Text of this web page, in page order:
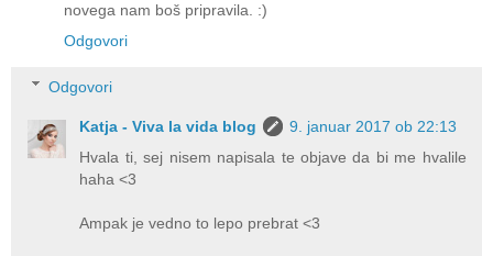
novega nam boš pripravila. :)
Odgovori
Odgovori
Katja - Viva la vida blog
9. januar 2017 ob 22:13
Hvala ti, sej nisem napisala te objave da bi me hvalile
haha <3
Ampak je vedno to lepo prebrat <3